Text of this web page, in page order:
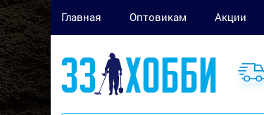
Главная Оптовикам Акции